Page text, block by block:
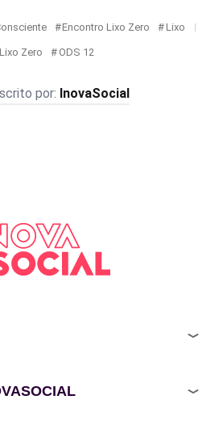
Encontro Lixo Zero Lixo
Lixo Zero ODS 12
InovaSocial